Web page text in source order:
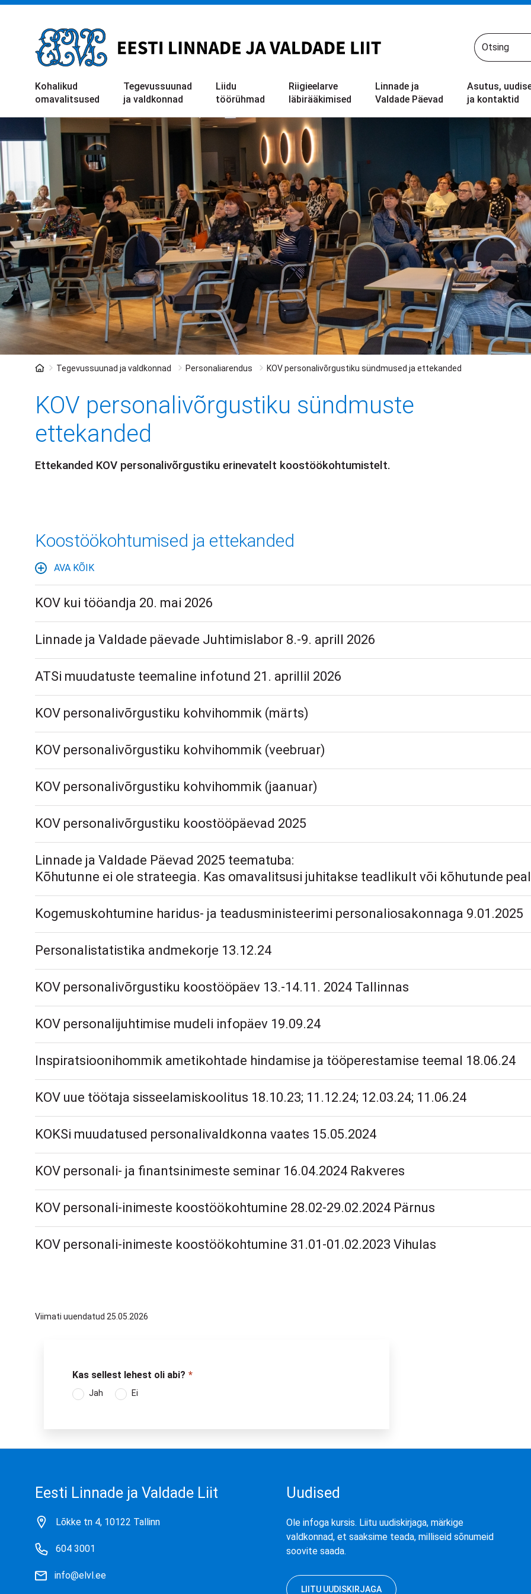
Liigu
Kohalikud
omavalitsused
Tegevussuunad
ja valdkonnad
Liidu
töörühmad
Riigieelarve
läbirääkimised
Linnade ja
Valdade Päevad
Asutus,
ja kontaktid
Leivapuru
Tegevussuunad ja valdkonnad Personaliarendus KOV personalivõrgustiku sündmused ja ettekanded
KOV personalivõrgustiku sündmuste
ettekanded
Ettekanded KOV personalivõrgustiku erinevatelt koostöökohtumistelt.
Koostöökohtumised ja ettekanded
AVA KÕIK
KOV kui tööandja 20. mai 2026
Linnade ja Valdade päevade Juhtimislabor 8.-9. aprill 2026
ATSi muudatuste teemaline infotund 21. aprillil 2026
KOV personalivõrgustiku kohvihommik (märts)
KOV personalivõrgustiku kohvihommik (veebruar)
KOV personalivõrgustiku kohvihommik (jaanuar)
KOV personalivõrgustiku koostööpäevad 2025
Linnade ja Valdade Päevad 2025 teematuba:
Kõhutunne ei ole strateegia. Kas omavalitsusi juhitakse teadlikult või kõhutunde
Kogemuskohtumine haridus- ja teadusministeerimi personaliosakonnaga 9.01.2025
Personalistatistika andmekorje 13.12.24
KOV personalivõrgustiku koostööpäev 13.-14.11. 2024 Tallinnas
KOV personalijuhtimise mudeli infopäev 19.09.24
Inspiratsioonihommik ametikohtade hindamise ja tööperestamise teemal 18.06.24
KOV uue töötaja sisseelamiskoolitus 18.10.23; 11.12.24; 12.03.24; 11.06.24
KOKSi muudatused personalivaldkonna vaates 15.05.2024
KOV personali- ja finantsinimeste seminar 16.04.2024 Rakveres
KOV personali-inimeste koostöökohtumine 28.02-29.02.2024 Pärnus
KOV personali-inimeste koostöökohtumine 31.01-01.02.2023 Vihulas
Viimati uuendatud 25.05.2026
Kas sellest lehest oli abi?
Jah Ei
Eesti Linnade ja Valdade Liit
Lõkke tn 4, 10122 Tallinn
604 3001
info@elvl.ee
Uudised
Ole infoga kursis. Liitu uudiskirjaga, märkige
valdkonnad, et saaksime teada, milliseid sõnumeid
soovite saada.
LIITU UUDISKIRJAGA